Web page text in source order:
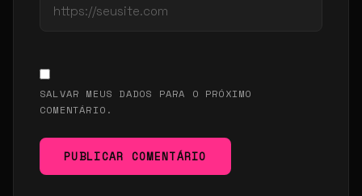
SALVAR MEUS DADOS PARA O PRÓXIMO
COMENTÁRIO.
PUBLICAR COMENTÁRIO